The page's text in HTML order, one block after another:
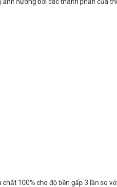
100% cho độ bền gấp 3 lần so